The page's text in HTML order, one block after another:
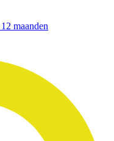
maanden